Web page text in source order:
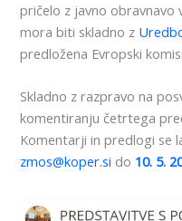
pričelo z javno obravnavo
mora biti skladno z
predložena Evropski
Skladno z razpravo na
komentiranju četrtega
Komentarji in predlogi se
zmos@koper.si do 10. 5.